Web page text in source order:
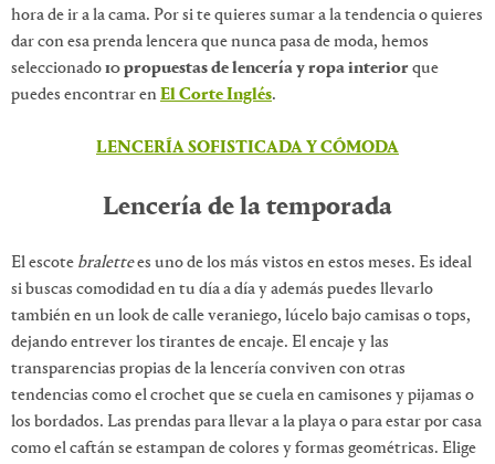
hora de ir a la cama. Por si te quieres sumar a la tendencia o quieres
dar con esa prenda lencera que nunca pasa de moda, hemos
seleccionado10 propuestas de lencería y ropa interiorque
puedes encontrar enEl Corte Inglés.
LENCERÍA SOFISTICADA Y CÓMODA
Lencería de la temporada
El escote bralettees uno de los más vistos en estos meses. Es ideal
si buscas comodidad en tu día a día y además puedes llevarlo
también en un look de calle veraniego, lúcelo bajo camisas o tops,
dejando entrever los tirantes de encaje. El encaje y las
transparencias propias de la lencería conviven con otras
tendencias como el crochet que se cuela en camisones y pijamas o
los bordados. Las prendas para llevar a la playa o para estar por casa
como el caftán se estampan de colores y formas geométricas. Elige